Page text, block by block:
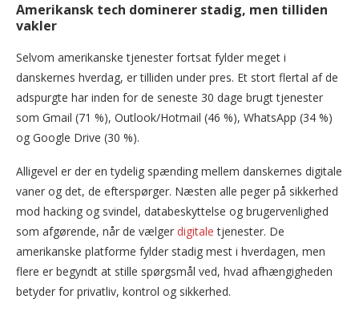
Amerikansk tech dominerer stadig, men tilliden
vakler
Selvom amerikanske tjenester fortsat fylder meget i
danskernes hverdag, er tilliden under pres. Et stort flertal af de
adspurgte har inden for de seneste 30 dage brugt tjenester
som Gmail (71 %), Outlook/Hotmail (46 %), WhatsApp (34 %)
og Google Drive (30 %).
Alligevel er der en tydelig spænding mellem danskernes digitale
vaner og det, de efterspørger. Næsten alle peger på sikkerhed
mod hacking og svindel, databeskyttelse og brugervenlighed
som afgørende, når de vælger digitale tjenester. De
amerikanske platforme fylder stadig mest i hverdagen, men
flere er begyndt at stille spørgsmål ved, hvad afhængigheden
betyder for privatliv, kontrol og sikkerhed.